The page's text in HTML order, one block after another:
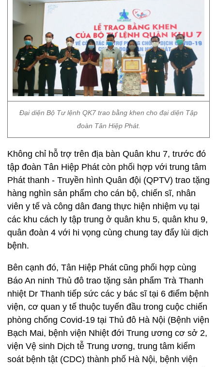
Đại diện Bộ Tư lệnh QK7 trao bằng khen cho đại diện Tập
đoàn Tân Hiệp Phát.
Không chỉ hỗ trợ trên địa bàn Quân khu 7, trước đó
tập đoàn Tân Hiệp Phát còn phối hợp với trung tâm
Phát thanh - Truyền hình Quân đội (QPTV) trao tặng
hàng nghìn sản phẩm cho cán bộ, chiến sĩ, nhân
viên y tế và công dân đang thực hiện nhiệm vụ tại
các khu cách ly tập trung ở quân khu 5, quân khu 9,
quân đoàn 4 với hi vọng cùng chung tay đẩy lùi dịch
bệnh.
Bên cạnh đó, Tân Hiệp Phát cũng phối hợp cùng
Báo An ninh Thủ đô trao tặng sản phẩm Trà Thanh
nhiệt Dr Thanh tiếp sức các y bác sĩ tại 6 điểm bệnh
viện, cơ quan y tế thuộc tuyến đầu trong cuộc chiến
phòng chống Covid-19 tại Thủ đô Hà Nội (Bệnh viện
Bạch Mai, bệnh viện Nhiệt đới Trung ương cơ sở 2,
viện Vệ sinh Dịch tễ Trung ương, trung tâm kiểm
soát bệnh tật (CDC) thành phố Hà Nội, bệnh viện